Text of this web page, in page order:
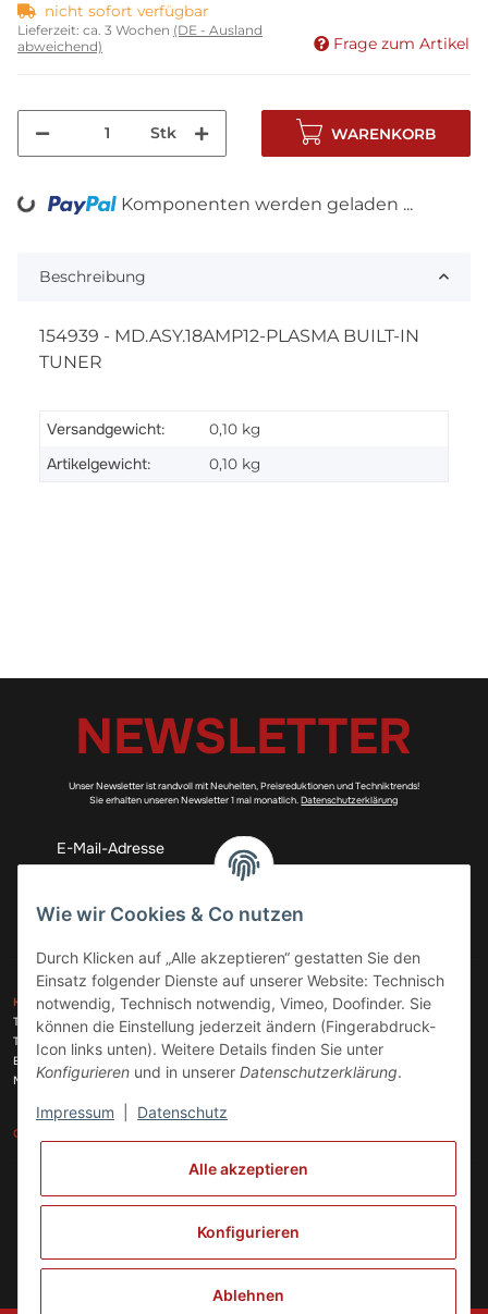
nicht sofort verfügbar
Lieferzeit: ca. 3 Wochen (DE - Ausland
abweichend)
Frage zum Artikel
Stk WARENKORB
Loading... Komponenten werden geladen ...
Beschreibung
154939 - MD.ASY.18AMP12-PLASMA BUILT-IN
TUNER
Versandgewicht: 0,10 kg
Artikelgewicht: 0,10 kg
NEWSLETTER
Unser Newsletter ist randvoll mit Neuheiten, Preisreduktionen und Techniktrends!
Sie erhalten unseren Newsletter 1 mal monatlich.Datenschutzerklärung
Abonnieren
KONTAKT
Telefon:+49 (0)6074 816 08 0
Telefax:
+49 (0)6074 215 08 60
E-Mail:
info@meinhausgeraetedoc.de
Max Planck Str. 6 c, 63322 Rödermark
GESETZLICHE INFORMATIONEN
ZAHLUNGSARTEN
VERSANDARTEN
Vertrag widerrufen
Wie wir Cookies & Co nutzen
Durch Klicken auf „Alle akzeptieren“ gestatten Sie den
Einsatz folgender Dienste auf unserer Website: Technisch
notwendig, Technisch notwendig, Vimeo, Doofinder. Sie
können die Einstellung jederzeit ändern (Fingerabdruck-
Icon links unten). Weitere Details finden Sie unter
Konfigurieren und in unserer Datenschutzerklärung.
Impressum Datenschutz
Alle akzeptieren
Konfigurieren
Ablehnen